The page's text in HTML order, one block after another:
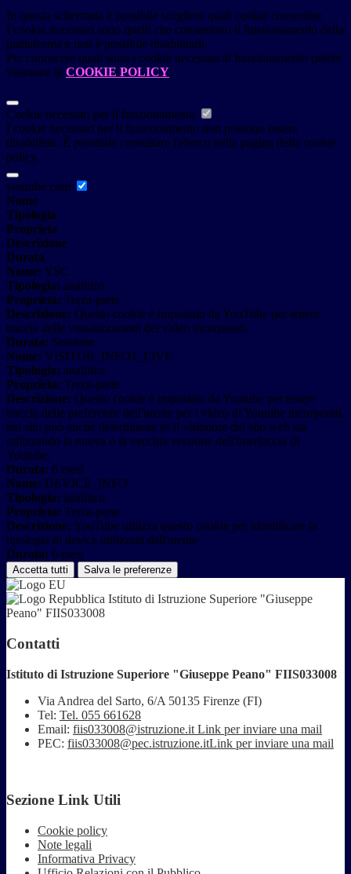
In questa schermata è possibile scegliere quali cookie consentire.
I cookie necessari sono quelli che consentono il funzionamento della
piattaforma e non è possibile disabilitarli.
Per conoscere quali sono i cookie necessari al funzionamento potete
visionare la COOKIE POLICY.
Cookie necessari per il funzionamento
I cookie necessari per il funzionamento non possono essere
disabilitati. È possibile consultare l'elenco nella pagina della cookie
policy.
youtube.com
Nome
Tipologia
Proprieta
Descrizione
Durata
Nome: YSC
Tipologia: analitico
Proprieta: Terza-parte
Descrizione: Questo cookie è impostato da YouTube per tenere
traccia delle visualizzazioni dei video incorporati.
Durata: Sessione
Nome: VISITOR_INFO1_LIVE
Tipologia: analitico
Proprieta: Terza-parte
Descrizione: Questo cookie è impostato da Youtube per tenere
traccia delle preferenze dell'utente per i video di Youtube incorporati
nei siti; può anche determinare se il visitatore del sito web sta
utilizzando la nuova o la vecchia versione dell'interfaccia di
Youtube.
Durata: 6 mesi
Nome: DEVICE_INFO
Tipologia: analitico
Proprieta: Terza-parte
Descrizione: YouTube utilizza questo cookie per identificare la
tipologia di device utilizzata dall'utente
Durata: 6 mesi
Accetta tutti Salva le preferenze
Istituto di Istruzione Superiore "Giuseppe
Peano" FIIS033008
Contatti
Istituto di Istruzione Superiore "Giuseppe Peano" FIIS033008
Via Andrea del Sarto, 6/A 50135 Firenze (FI)
Tel: Tel. 055 661628
Email: fiis033008@istruzione.it Link per inviare una mail
PEC: fiis033008@pec.istruzione.itLink per inviare una mail
Sezione Link Utili
Cookie policy
Note legali
Informativa Privacy